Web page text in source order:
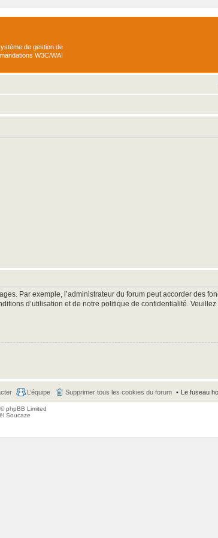
de gestion de
W3C/WAI
Par exemple, l’administrateur du forum peut accorder des
d’utilisation et de notre politique de confidentialité.
Le fuseau
Supprimer tous les cookies du forum
L’équipe
phpBB Limited
Soucaze